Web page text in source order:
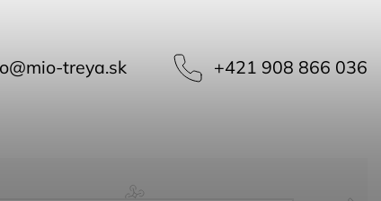
@mio-treya.sk +421 908 866 036